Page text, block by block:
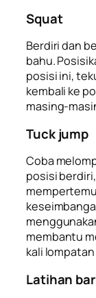
Squat
Berdiri dan
bahu.
posisi ini,
kembali ke
masing-
Tuck jump
Coba
posisi
membantu
kali
Latihan